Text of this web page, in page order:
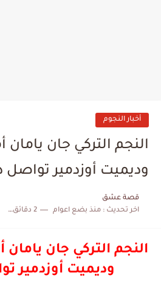
أخبار النجوم
النجم التركي جان يامان
وديميت أوزدمير تواصل
قصة عشق
اخر تحديث :منذ بضع اعوام 2 دقائق للقراءة
النجم التركي جان
وديميت أوزدمير